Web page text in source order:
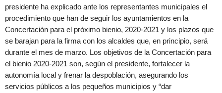
presidente ha explicado ante los representantes municipales el
procedimiento que han de seguir los ayuntamientos en la
Concertación para el próximo bienio, 2020-2021 y los plazos que
se barajan para la firma con los alcaldes que, en principio, será
durante el mes de marzo. Los objetivos de la Concertación para
el bienio 2020-2021 son, según el presidente, fortalecer la
autonomía local y frenar la despoblación, asegurando los
servicios públicos a los pequeños municipios y “dar